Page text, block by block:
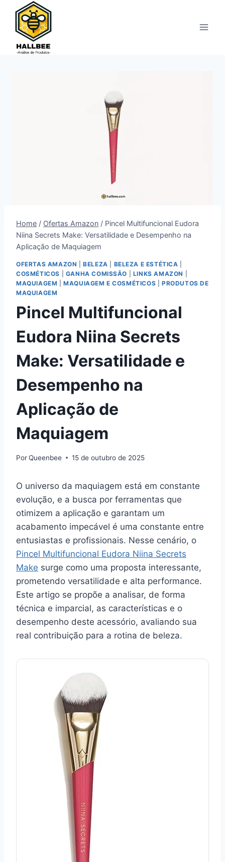
Pular
Conteúdo
Home / Ofertas Amazon / Pincel Multifuncional Eudora
Niina Secrets Make: Versatilidade e Desempenho na
Aplicação de Maquiagem
OFERTAS AMAZON |BELEZA BELEZA E ESTÉTICA
COSMÉTICOS
GANHA COMISSÃO LINKS AMAZON
MAQUIAGEM |MAQUIAGEM E COSMÉTICOS |PRODUTOS DE
MAQUIAGEM
Pincel Multifuncional
Eudora Niina Secrets
Make: Versatilidade e
Desempenho na
Aplicação de
Maquiagem
PorQueenbee 15 de outubro de 2025
O universo da maquiagem está em constante
evolução, e a busca por ferramentas que
otimizem a aplicação e garantam um
acabamento impecável é uma constante entre
entusiastas e profissionais. Nesse cenário, o
Pincel Multifuncional Eudora Niina Secrets
Make surge como uma proposta interessante,
prometendo versatilidade e alta performance.
Este artigo se propõe a analisar, de forma
técnica e imparcial, as características e o
desempenho deste acessório, avaliando sua
real contribuição para a rotina de beleza.